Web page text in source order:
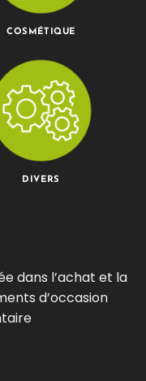
COSMÉTIQUE
DIVERS
dans l’achat et la
d’occasion